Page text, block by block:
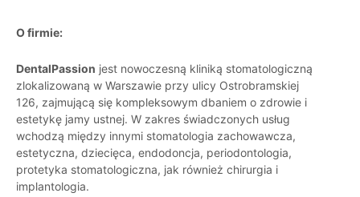
O firmie:
DentalPassion jest nowoczesną kliniką stomatologiczną
zlokalizowaną w Warszawie przy ulicy Ostrobramskiej
126, zajmującą się kompleksowym dbaniem o zdrowie i
estetykę jamy ustnej. W zakres świadczonych usług
wchodzą między innymi stomatologia zachowawcza,
estetyczna, dziecięca, endodoncja, periodontologia,
protetyka stomatologiczna, jak również chirurgia i
implantologia.